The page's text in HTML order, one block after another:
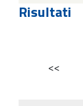
Risultati
<<